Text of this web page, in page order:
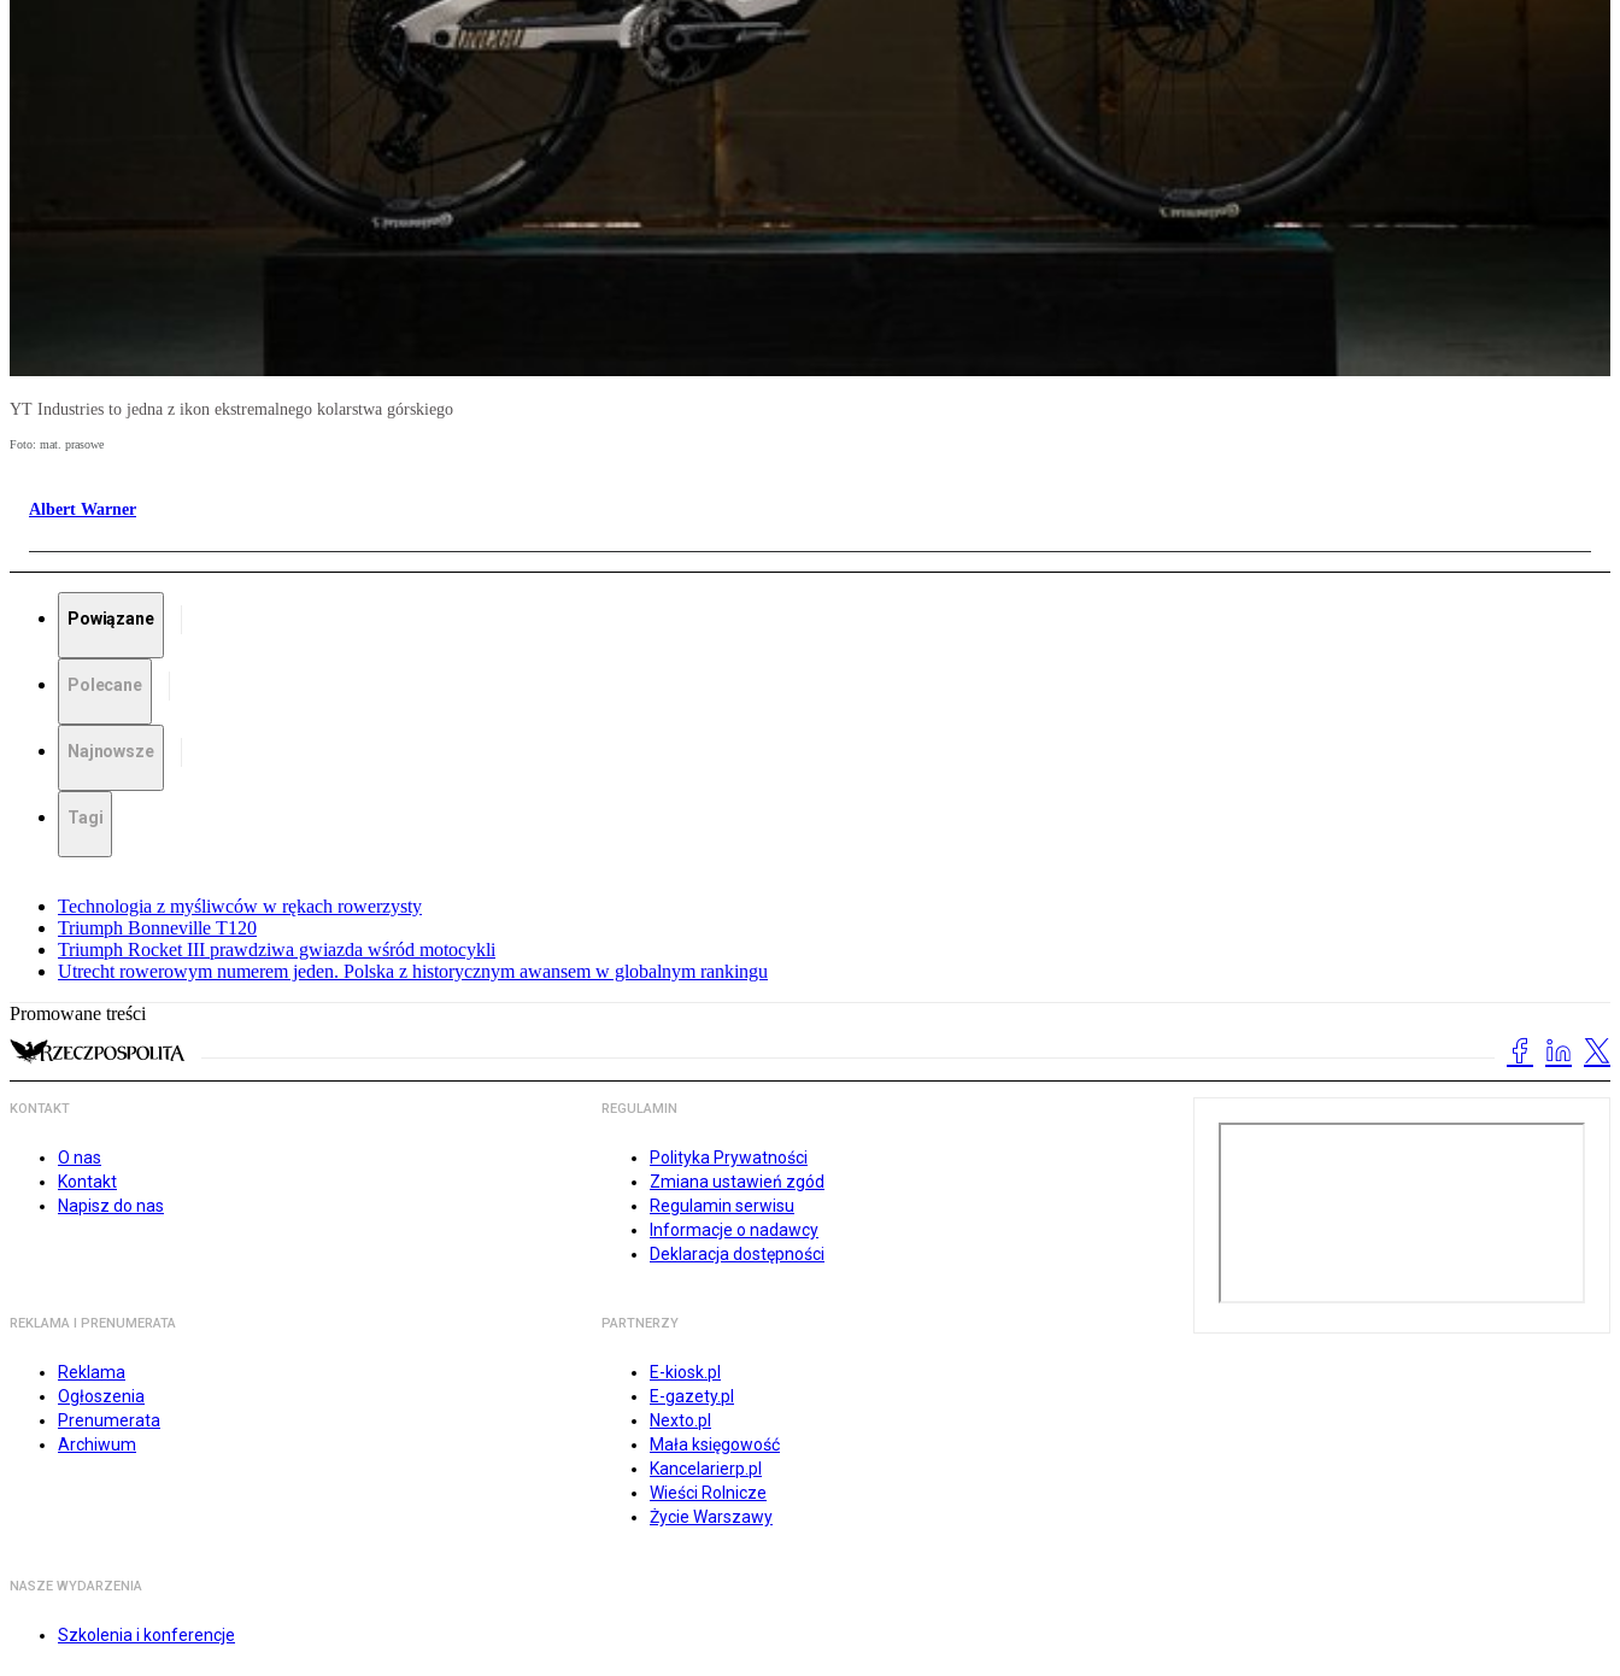
YT Industries to jedna z ikon ekstremalnego kolarstwa górskiego
Foto: mat. prasowe
Albert Warner
Powiązane
Polecane
Najnowsze
Tagi
Technologia z myśliwców w rękach rowerzysty
Triumph Bonneville T120
Triumph Rocket III prawdziwa gwiazda wśród motocykli
Utrecht rowerowym numerem jeden. Polska z historycznym awansem w globalnym rankingu
Promowane treści
KONTAKT
O nas
Kontakt
Napisz do nas
REGULAMIN
Polityka Prywatności
Zmiana ustawień zgód
Regulamin serwisu
Informacje o nadawcy
Deklaracja dostępności
REKLAMA I PRENUMERATA
Reklama
Ogłoszenia
Prenumerata
Archiwum
PARTNERZY
E-kiosk.pl
E-gazety.pl
Nexto.pl
Mała księgowość
Kancelarierp.pl
Wieści Rolnicze
Życie Warszawy
NASZE WYDARZENIA
Szkolenia i konferencje